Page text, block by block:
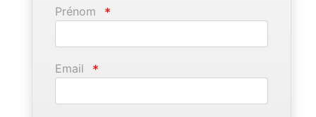
Prénom *
Email *